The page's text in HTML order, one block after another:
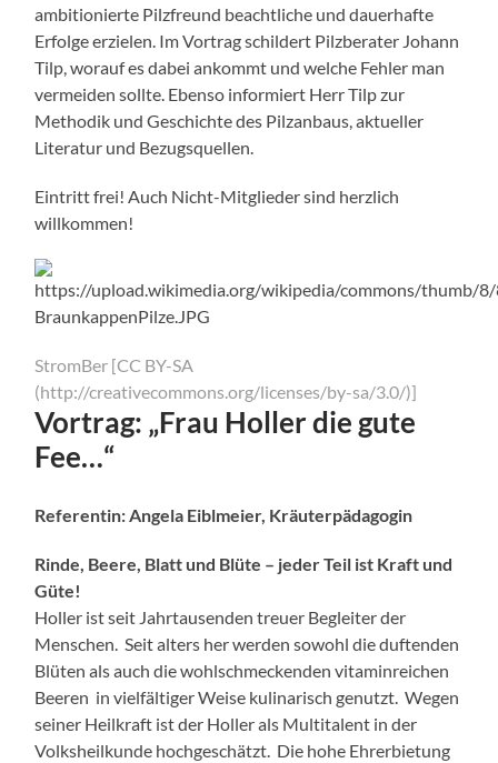
ambitionierte Pilzfreund beachtliche und dauerhafte
Erfolge erzielen. Im Vortrag schildert Pilzberater Johann
Tilp, worauf es dabei ankommt und welche Fehler man
vermeiden sollte. Ebenso informiert Herr Tilp zur
Methodik und Geschichte des Pilzanbaus, aktueller
Literatur und Bezugsquellen.
Eintritt frei! Auch Nicht-Mitglieder sind herzlich
willkommen!
StromBer [CC BY-SA
(http://creativecommons.org/licenses/by-sa/3.0/)]
Vortrag: „Frau Holler die gute
Fee…“
Referentin: Angela Eiblmeier, Kräuterpädagogin
Rinde, Beere, Blatt und Blüte – jeder Teil ist Kraft und
Güte!
Holler ist seit Jahrtausenden treuer Begleiter der
Menschen. Seit alters her werden sowohl die duftenden
Blüten als auch die wohlschmeckenden vitaminreichen
Beeren in vielfältiger Weise kulinarisch genutzt. Wegen
seiner Heilkraft ist der Holler als Multitalent in der
Volksheilkunde hochgeschätzt. Die hohe Ehrerbietung